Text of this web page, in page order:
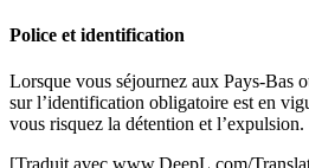
Police et identification
Lorsque vous séjournez aux Pays-Bas
sur l’identification obligatoire est en
vous risquez la détention et l’expulsion.
[Traduit avec www.DeepL.com/